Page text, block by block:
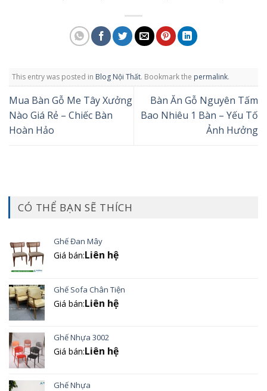
This entry was posted in Blog Nội Thất. Bookmark the permalink.
Mua Bàn Gỗ Me Tây Xưởng
Nào Giá Rẻ – Chiếc Bàn
Hoàn Hảo
Bàn Ăn Gỗ Nguyên Tấm
Bao Nhiêu 1 Bàn – Yếu Tố
Ảnh Hưởng
CÓ THỂ BẠN SẼ THÍCH
Ghế Đan Mây
Giá bán:Liên hệ
Ghế Sofa Chân Tiện
Giá bán:Liên hệ
Ghế Nhựa 3002
Giá bán:Liên hệ
Ghế Nhựa